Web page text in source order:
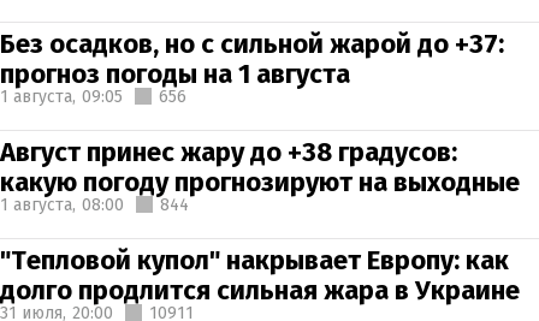
Без осадков, но с сильной жарой до +37:
прогноз погоды на 1 августа
1 августа, 09:05 656
Август принес жару до +38 градусов:
какую погоду прогнозируют на выходные
1 августа, 08:00 844
"Тепловой купол" накрывает Европу: как
долго продлится сильная жара в Украине
31 июля, 20:00 10911